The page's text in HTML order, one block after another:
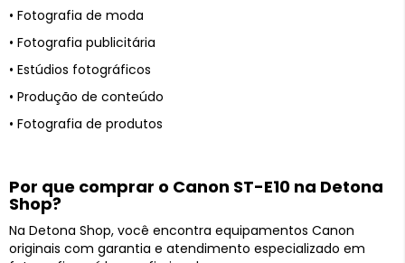
• Fotografia de moda
• Fotografia publicitária
• Estúdios fotográficos
• Produção de conteúdo
• Fotografia de produtos
Por que comprar o Canon ST-E10 na Detona
Shop?
Na Detona Shop, você encontra equipamentos Canon
originais com garantia e atendimento especializado em